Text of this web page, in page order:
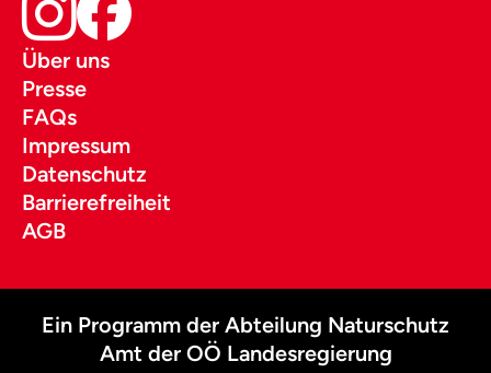
Über uns
Presse
FAQs
Impressum
Datenschutz
Barrierefreiheit
AGB
Ein Programm der Abteilung Naturschutz
Amt der OÖ Landesregierung